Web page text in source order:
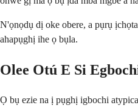
N'ọnọdụ dị oke obere, a pụrụ
ahapụghị ihe ọ bụla.
Olee Otú E Si
Ọ bụ ezie na ị pụghị igbochi